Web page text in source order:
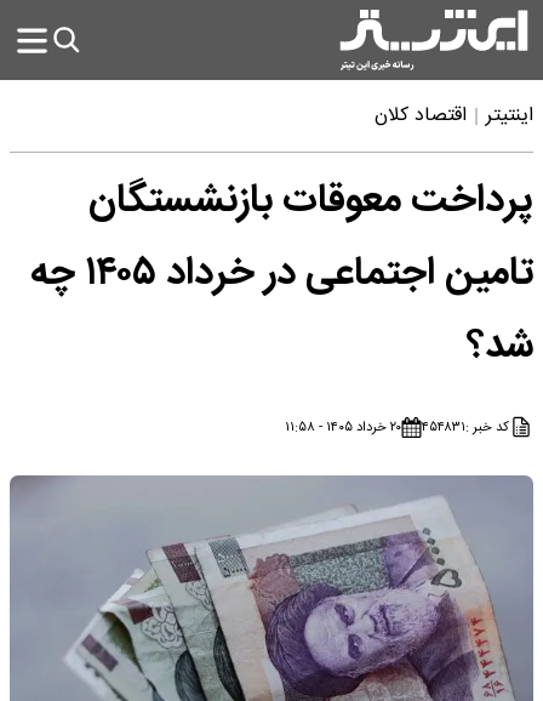
اینتیتر اقتصاد کلان
پرداخت معوقات بازنشستگان
تامین اجتماعی در خرداد ۱۴۰۵ چه
شد؟
کد خبر :۴۵۴۸۳۱ ۲۰ خرداد ۱۴۰۵ - ۱۱:۵۸